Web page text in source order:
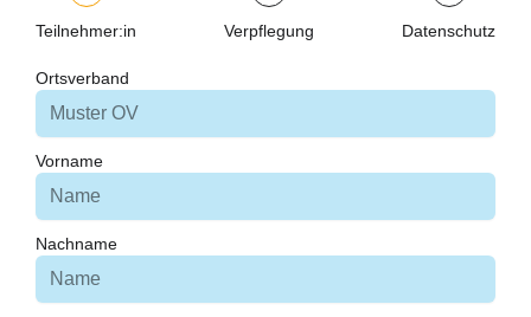
Teilnehmer:in Verpflegung Datenschutz
Ortsverband
Vorname
Nachname